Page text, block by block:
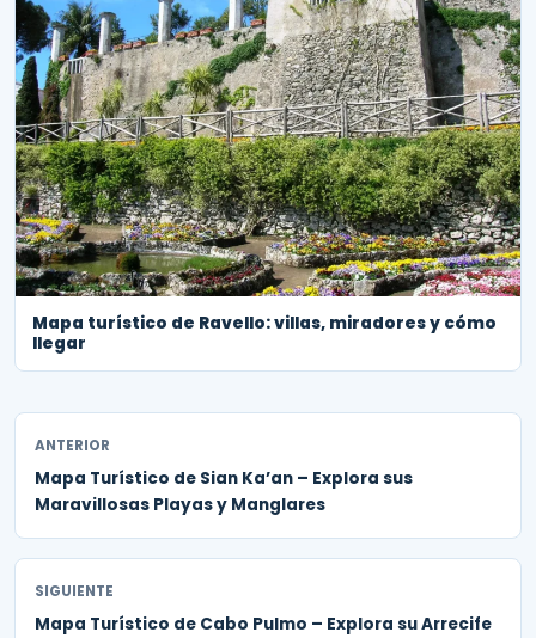
Mapa turístico de Ravello: villas, miradores y cómo
llegar
ANTERIOR
Mapa Turístico de Sian Ka’an – Explora sus
Maravillosas Playas y Manglares
SIGUIENTE
Mapa Turístico de Cabo Pulmo – Explora su Arrecife